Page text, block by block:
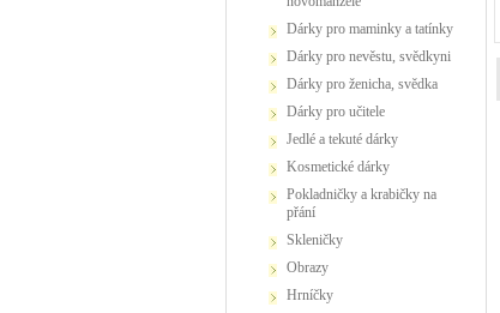
Dárky pro maminky a tatínky
Dárky pro nevěstu, svědkyni
Dárky pro ženicha, svědka
Dárky pro učitele
Jedlé a tekuté dárky
Kosmetické dárky
Pokladničky a krabičky na
přání
Skleničky
Obrazy
Hrníčky